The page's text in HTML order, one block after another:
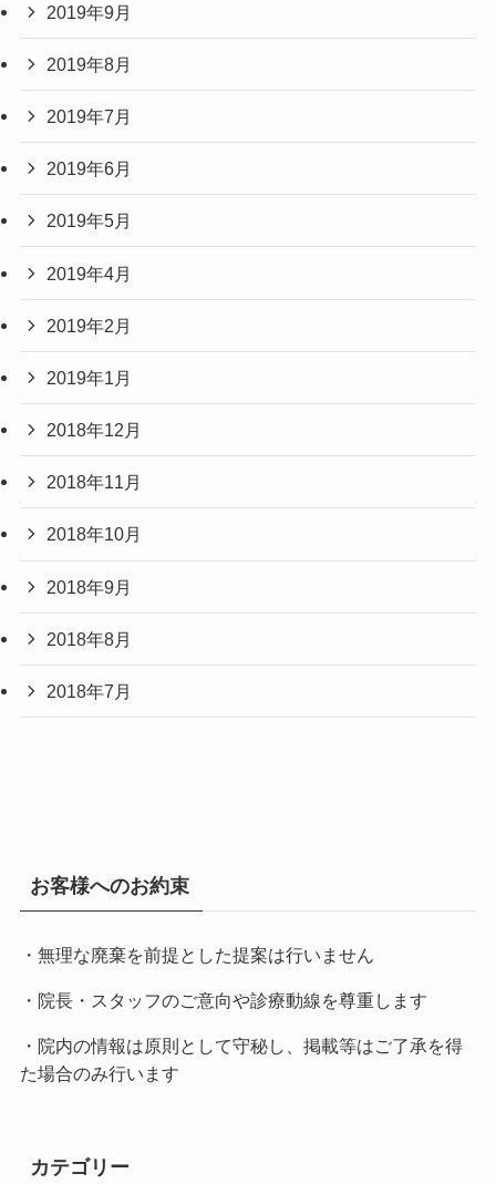
2019年9月
2019年8月
2019年7月
2019年6月
2019年5月
2019年4月
2019年2月
2019年1月
2018年12月
2018年11月
2018年10月
2018年9月
2018年8月
2018年7月
お客様へのお約束
・無理な廃棄を前提とした提案は行いません
・院長・スタッフのご意向や診療動線を尊重します
・院内の情報は原則として守秘し、掲載等はご了承を得
た場合のみ行います
カテゴリー